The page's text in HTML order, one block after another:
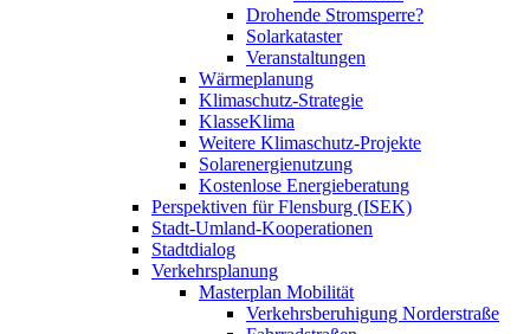
Drohende Stromsperre?
Solarkataster
Veranstaltungen
Wärmeplanung
Klimaschutz-Strategie
KlasseKlima
Weitere Klimaschutz-Projekte
Solarenergienutzung
Kostenlose Energieberatung
Perspektiven für Flensburg (ISEK)
Stadt-Umland-Kooperationen
Stadtdialog
Verkehrsplanung
Masterplan Mobilität
Verkehrsberuhigung Norderstraße